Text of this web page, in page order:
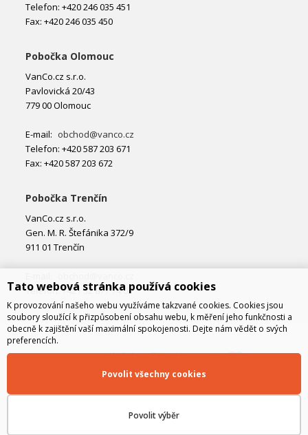
Telefon: +420 246 035 451
Fax: +420 246 035 450
Pobočka Olomouc
VanCo.cz s.r.o.
Pavlovická 20/43
779 00 Olomouc
E-mail: obchod@vanco.cz
Telefon: +420 587 203 671
Fax: +420 587 203 672
Pobočka Trenčín
VanCo.cz s.r.o.
Gen. M. R. Štefánika 372/9
911 01 Trenčín
Telefon: +421 32 877 74 02
Tato webová stránka používá cookies
K provozování našeho webu využíváme takzvané cookies. Cookies jsou
soubory sloužící k přizpůsobení obsahu webu, k měření jeho funkčnosti a
obecně k zajištění vaší maximální spokojenosti. Dejte nám vědět o svých
preferencích.
Povolit výběr
Povolit všechny cookies